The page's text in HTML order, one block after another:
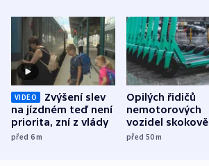
VIDEO
Zvýšení slev
na jízdném teď není
priorita, zní z vlády
před 6m
Opilých řidičů
nemotorových
vozidel skokově
přibylo, nejvíc ve
před 50m